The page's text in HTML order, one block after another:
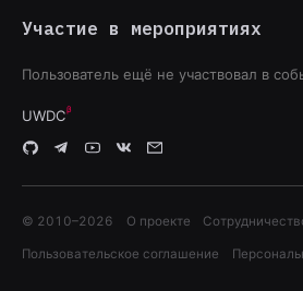
Участие в мероприятиях
Пользователь ещё не участвовал в
UWDC
© 2010–2026 О проекте
Пользовательское соглашение